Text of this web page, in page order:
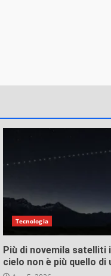
Tecnologia
Più di novemila satelliti
cielo non è più quello di